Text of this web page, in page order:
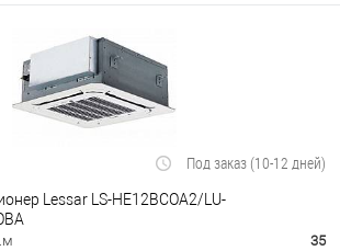
Под заказ (10-12 дней)
Lessar LS-HE12BCOA2/LU-
35